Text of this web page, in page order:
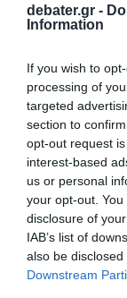
debater.gr -
Information
If you wish to
processing of
targeted
section to
opt-out request
interest-based
us or personal
your opt-out.
disclosure of
IAB’s list of
also be
Downstream
όσοι έχουν
πηγαίνουν
αίτηση
αποκτούν τα
πολίτη. «Το
όμως αυτός
ασύλου, δεν
του»,